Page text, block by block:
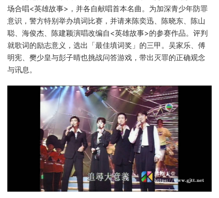
场合唱<英雄故事>，并各自献唱首本名曲。为加深青少年防罪
意识，警方特别举办填词比赛，并请来陈奕迅、陈晓东、陈山
聪、海俊杰、陈建颖演唱改编自<英雄故事>的参赛作品。评判
就歌词的励志意义，选出「最佳填词奖」的三甲。吴家乐、傅
明宪、樊少皇与彭子晴也挑战问答游戏，带出灭罪的正确观念
与讯息。